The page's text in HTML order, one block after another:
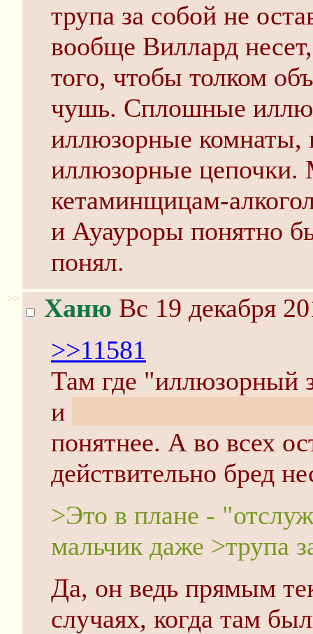
трупа за собой не
вообще Виллард
того, чтобы толком
чушь. Сплошные
иллюзорные
иллюзорные
кетаминщицам-
и Ауауроры понятно
понял.
>> Ханю Вс 19 декабря
>>11581
Там где "иллюзорный
и
понятнее. А во всех
действительно бред
>Это в плане -
мальчик даже >трупа
Да, он ведь прямым
случаях, когда там